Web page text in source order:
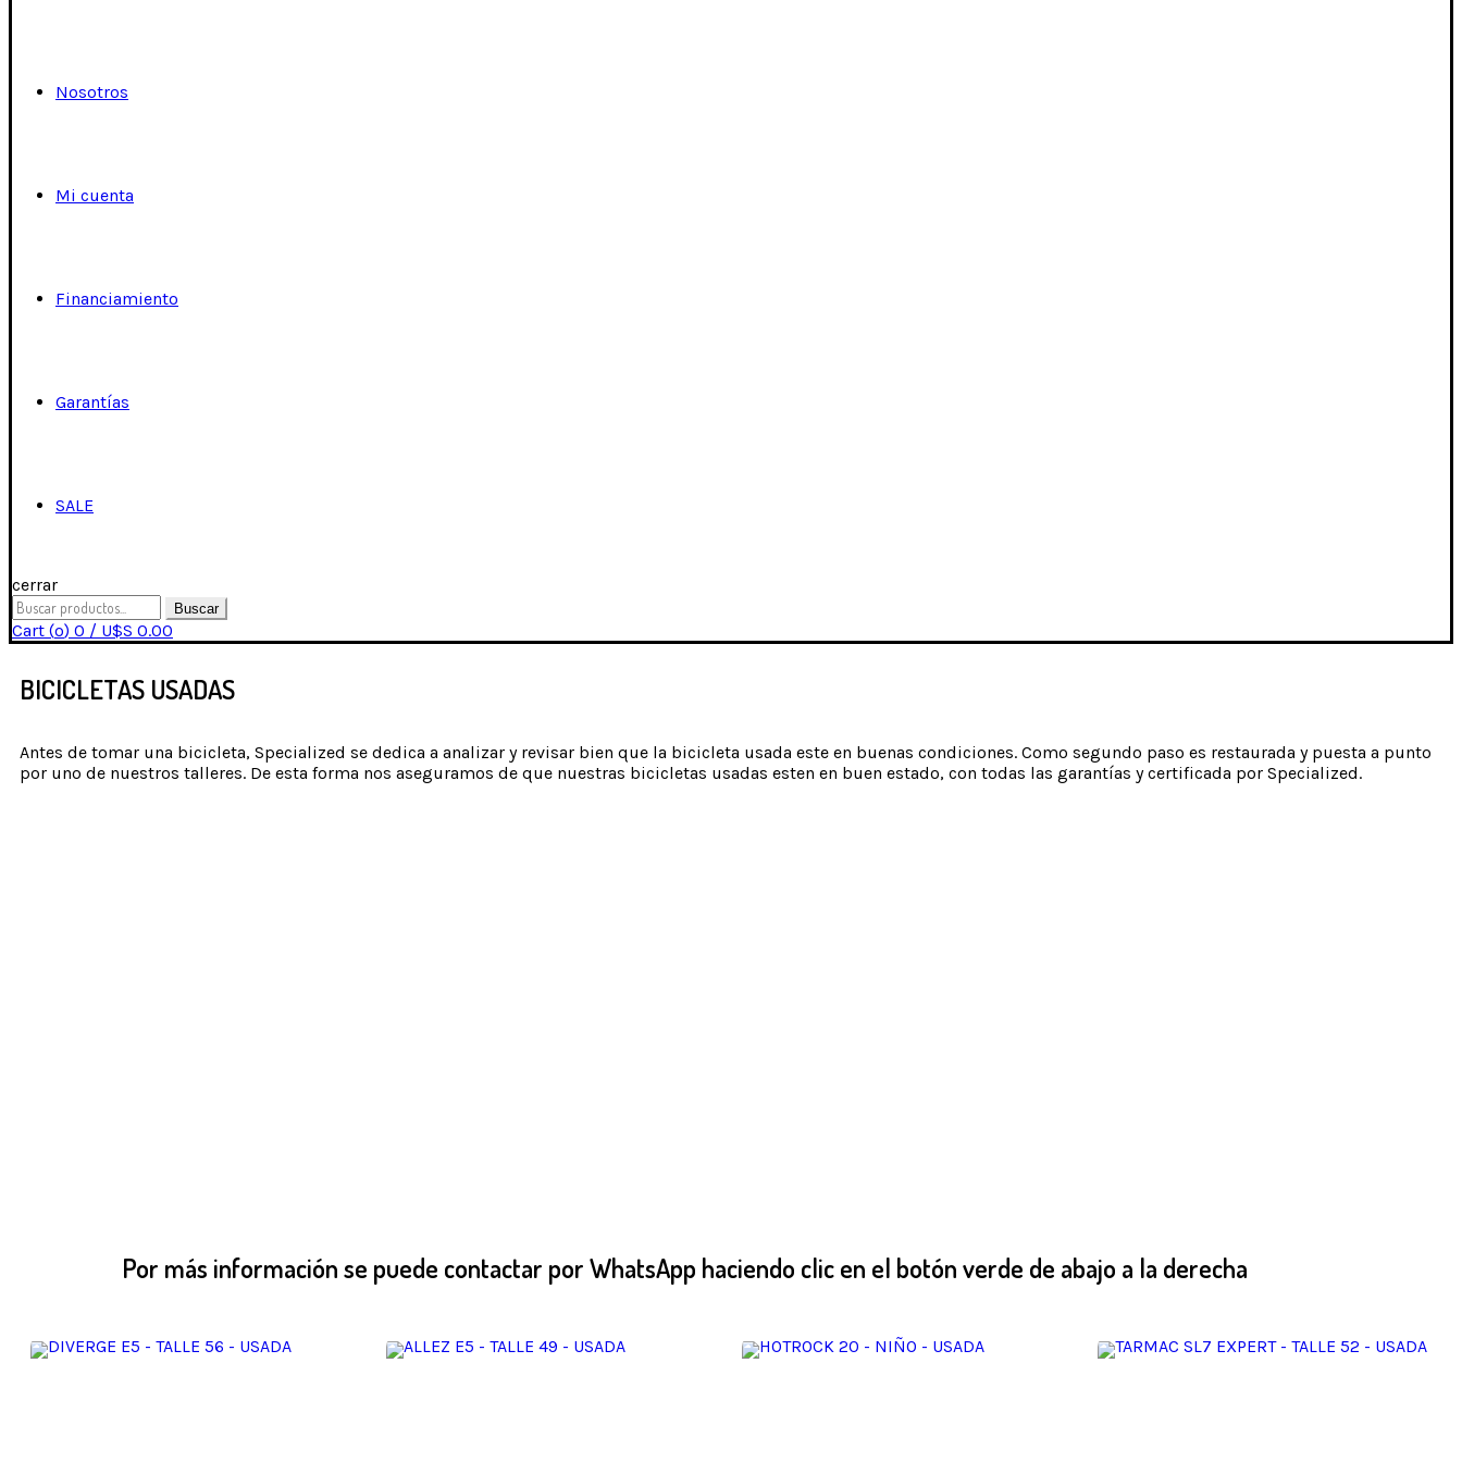
Nosotros
Mi cuenta
Financiamiento
Garantías
SALE
cerrar
Buscar
Cart (o) 0 / U$S 0.00
BICICLETAS USADAS
Antes de tomar una bicicleta, Specialized se dedica a analizar y revisar bien que la bicicleta usada este en buenas condiciones. Como segundo paso es restaurada y puesta a punto
por uno de nuestros talleres. De esta forma nos aseguramos de que nuestras bicicletas usadas esten en buen estado, con todas las garantías y certificada por Specialized.
Por más información se puede contactar por WhatsApp haciendo clic en el botón verde de abajo a la derecha